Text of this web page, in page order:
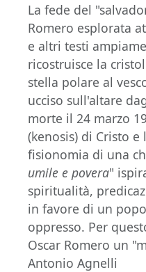
La fede del
Romero esplorata
e altri testi
ricostruisce la
stella polare al
ucciso sull'altare
morte il 24 marzo
(kenosis) di Cristo e
fisionomia di una
umile e povera"
spiritualità,
in favore di un
oppresso. Per
Oscar Romero un
Antonio Agnelli